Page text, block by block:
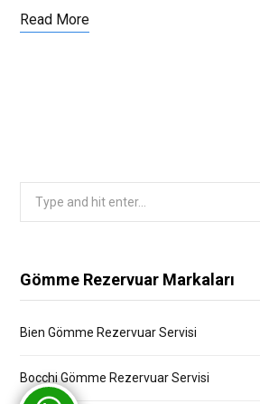
Read More
Gömme Rezervuar Markaları
Bien Gömme Rezervuar Servisi
Bocchi Gömme Rezervuar Servisi